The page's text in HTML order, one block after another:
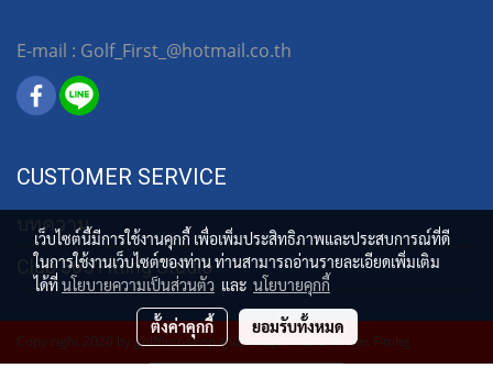
E-mail : Golf_First_@hotmail.co.th
CUSTOMER SERVICE
บทความ
Club 365 Fitting Studio
Copy right 2020 by golffirst-shop ศูนย์รวมอุปกรณ์กอล์ฟ และ Fitting
เว็บไซต์นี้มีการใช้งานคุกกี้ เพื่อเพิ่มประสิทธิภาพและประสบการณ์ที่ดี
ในการใช้งานเว็บไซต์ของท่าน ท่านสามารถอ่านรายละเอียดเพิ่มเติม
ได้ที่นโยบายความเป็นส่วนตัว และ นโยบายคุกกี้
ตั้งค่าคุกกี้ ยอมรับทั้งหมด